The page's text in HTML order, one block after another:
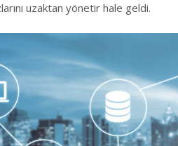
uzaktan yönetir hale geldi.